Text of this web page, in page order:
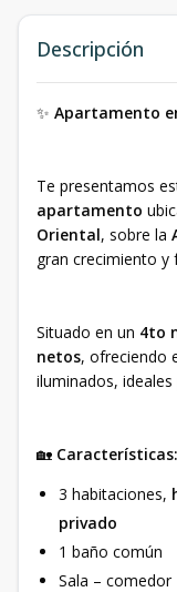
Descripción
✨ Apartamento
Te presentamos
apartamento
Oriental, sobre la
gran crecimiento y
Situado en un 4to
netos, ofreciendo
iluminados,
🏡 Características:
3 habitaciones,
privado
1 baño común
Sala – comedor